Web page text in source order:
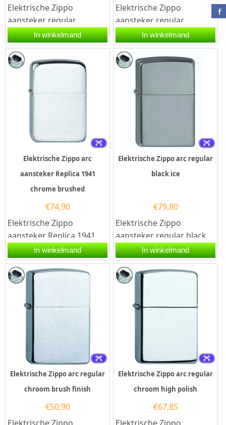
Elektrische Zippo
aansteker regular
spectrum. Deze Zippo
aansteker heeft een
glanzende...
In winkelmand
Elektrische Zippo
aansteker regular
venetian chroom. Deze
Zippo aansteker heeft
een hoogglans...
In winkelmand
Elektrische Zippo arc
aansteker Replica 1941
chrome brushed
€74,90
Elektrische Zippo
aansteker Replica 1941
chrome brushed. Deze
Zippo aansteker heeft
een geborsteld...
In winkelmand
Elektrische Zippo arc regular
black ice
€79,80
Elektrische Zippo
aansteker regular black
ice. Deze Zippo aansteker
heeft een hoogglans
black ice...
In winkelmand
Elektrische Zippo arc regular
chroom brush finish
€50,90
Elektrische Zippo
Elektrische Zippo arc regular
chroom high polish
€67,85
Elektrische Zippo